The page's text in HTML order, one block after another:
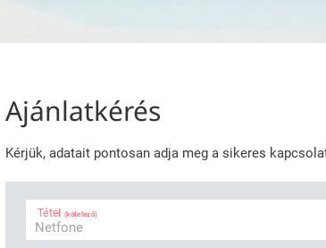
Ajánlatkérés
Kérjük, adatait pontosan adja meg a sikeres
Tétel (kötelező)